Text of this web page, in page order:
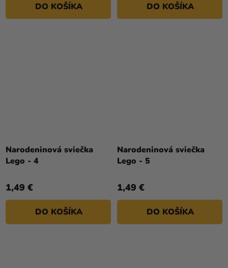
DO KOŠÍKA DO KOŠÍKA
Narodeninová sviečka
Lego - 4
1,49 €
DO KOŠÍKA
Narodeninová sviečka
Lego - 5
1,49 €
DO KOŠÍKA